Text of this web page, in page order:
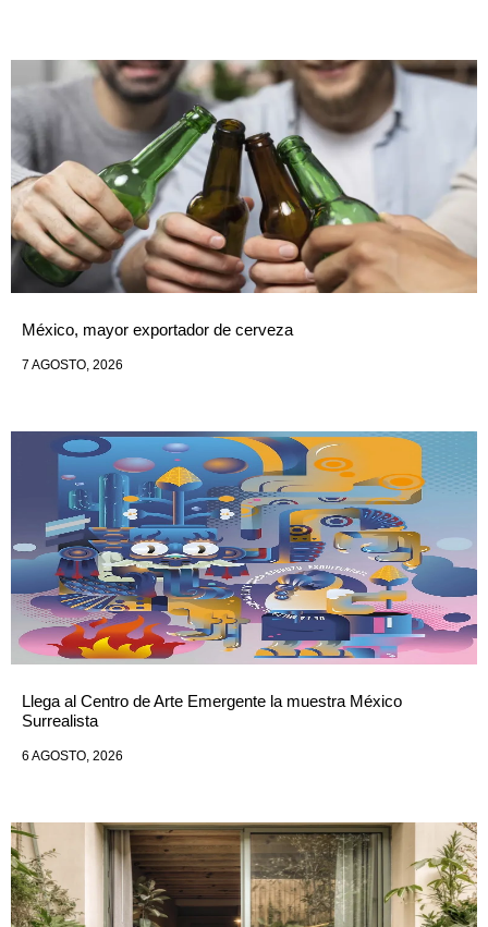
México, mayor exportador de cerveza
7 AGOSTO, 2026
Llega al Centro de Arte Emergente la muestra México
Surrealista
6 AGOSTO, 2026